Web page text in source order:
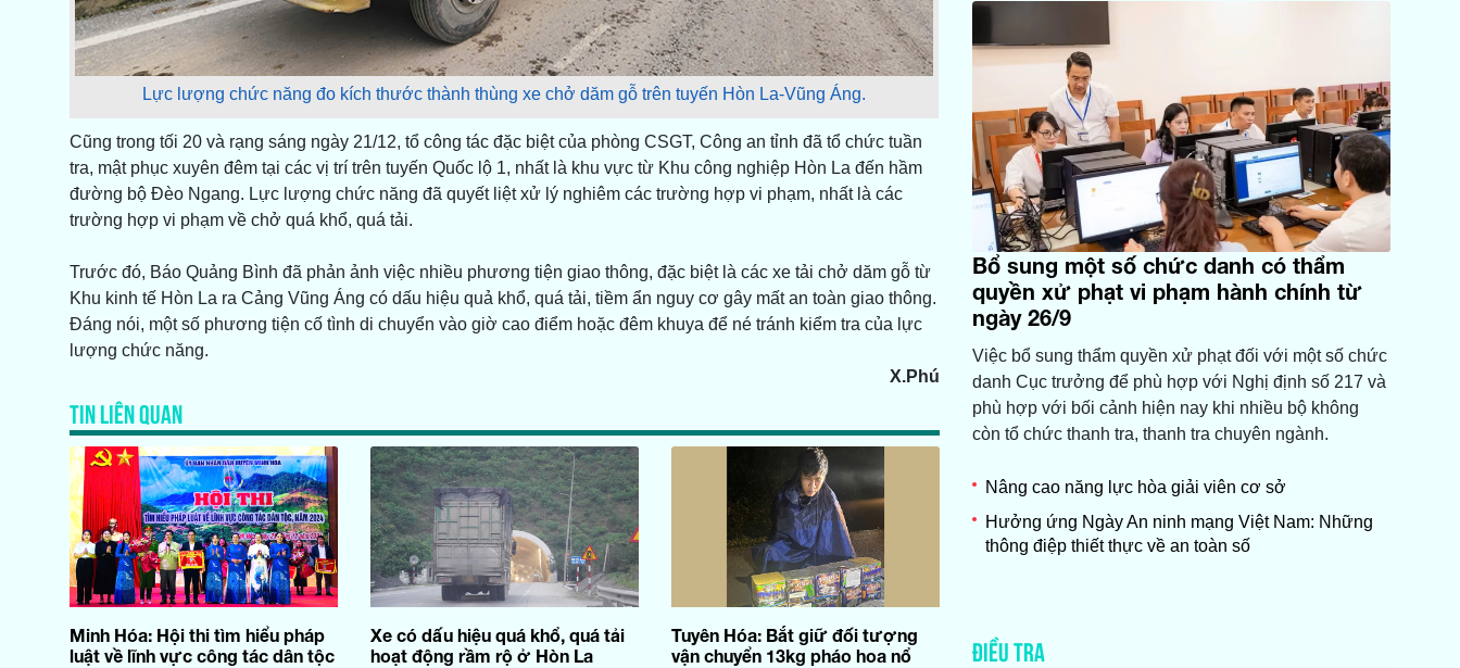
Lực lượng chức năng đo kích thước thành thùng xe chở dăm gỗ trên tuyến Hòn La-Vũng Áng.
Cũng trong tối 20 và rạng sáng ngày 21/12, tổ công tác đặc biệt của phòng CSGT, Công an tỉnh đã tổ chức tuần
tra, mật phục xuyên đêm tại các vị trí trên tuyến Quốc lộ 1, nhất là khu vực từ Khu công nghiệp Hòn La đến hầm
đường bộ Đèo Ngang. Lực lượng chức năng đã quyết liệt xử lý nghiêm các trường hợp vi phạm, nhất là các
trường hợp vi phạm về chở quá khổ, quá tải.
Trước đó, Báo Quảng Bình đã phản ảnh việc nhiều phương tiện giao thông, đặc biệt là các xe tải chở dăm gỗ từ
Khu kinh tế Hòn La ra Cảng Vũng Áng có dấu hiệu quả khổ, quá tải, tiềm ẩn nguy cơ gây mất an toàn giao thông.
Đáng nói, một số phương tiện cố tình di chuyển vào giờ cao điểm hoặc đêm khuya để né tránh kiểm tra của lực
lượng chức năng.
X.Phú
TIN LIÊN QUAN
Minh Hóa: Hội thi tìm hiểu pháp
luật về lĩnh vực công tác dân tộc
Xe có dấu hiệu quá khổ, quá tải
hoạt động rầm rộ ở Hòn La
Tuyên Hóa: Bắt giữ đối tượng
vận chuyển 13kg pháo hoa nổ
Bổ sung một số chức danh có thẩm
quyền xử phạt vi phạm hành chính từ
ngày 26/9
Việc bổ sung thẩm quyền xử phạt đối với một số chức
danh Cục trưởng để phù hợp với Nghị định số 217 và
phù hợp với bối cảnh hiện nay khi nhiều bộ không
còn tổ chức thanh tra, thanh tra chuyên ngành.
Nâng cao năng lực hòa giải viên cơ sở
Hưởng ứng Ngày An ninh mạng Việt Nam: Những
thông điệp thiết thực về an toàn số
ĐIỀU TRA